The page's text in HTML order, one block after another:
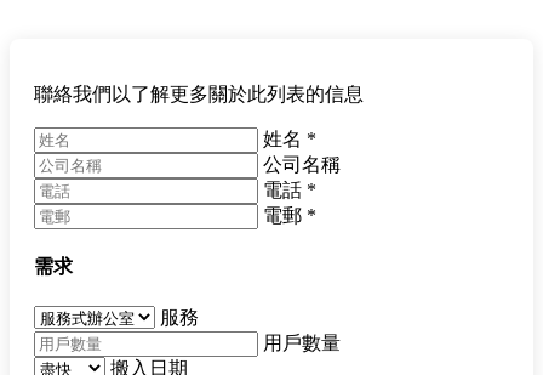
聯絡我們以了解更多關於此列表的信息
姓名 *
公司名稱
電話 *
電郵 *
需求
服務
用戶數量
搬入日期